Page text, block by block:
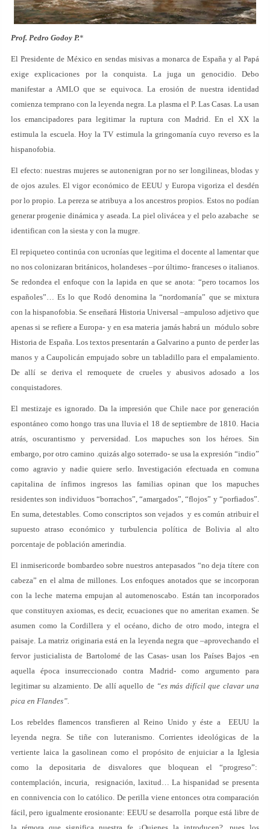
Prof. Pedro Godoy P.*
El Presidente de México en sendas misivas a monarca de España y al Papá
exige explicaciones por la conquista. La juga un genocidio. Debo
manifestar a AMLO que se equivoca. La erosión de nuestra identidad
comienza temprano con la leyenda negra. La plasma el P. Las Casas. La usan
los emancipadores para legitimar la ruptura con Madrid. En el XX la
estimula la escuela. Hoy la TV estimula la gringomanía cuyo reverso es la
hispanofobia.
El efecto: nuestras mujeres se autonenigran por no ser longilineas, blodas y
de ojos azules. El vigor económico de EEUU y Europa vigoriza el desdén
por lo propio. La pereza se atribuya a los ancestros propios. Estos no podían
generar progenie dinámica y aseada. La piel olivácea y el pelo azabache se
identifican con la siesta y con la mugre.
El repiqueteo continúa con ucronías que legitima el docente al lamentar que
no nos colonizaran británicos, holandeses –por último- franceses o italianos.
Se redondea el enfoque con la lapida en que se anota: “pero tocarnos los
españoles”… Es lo que Rodó denomina la “nordomanía” que se mixtura
con la hispanofobia. Se enseñará Historia Universal –ampuloso adjetivo que
apenas si se refiere a Europa- y en esa materia jamás habrá un módulo sobre
Historia de España. Los textos presentarán a Galvarino a punto de perder las
manos y a Caupolicán empujado sobre un tabladillo para el empalamiento.
De allí se deriva el remoquete de crueles y abusivos adosado a los
conquistadores.
El mestizaje es ignorado. Da la impresión que Chile nace por generación
espontáneo como hongo tras una lluvia el 18 de septiembre de 1810. Hacia
atrás, oscurantismo y perversidad. Los mapuches son los héroes. Sin
embargo, por otro camino .quizás algo soterrado- se usa la expresión “indio”
como agravio y nadie quiere serlo. Investigación efectuada en comuna
capitalina de ínfimos ingresos las familias opinan que los mapuches
residentes son individuos “borrachos”, “amargados”, “flojos” y “porfiados”.
En suma, detestables. Como conscriptos son vejados y es común atribuir el
supuesto atraso económico y turbulencia política de Bolivia al alto
porcentaje de población amerindia.
El inmisericorde bombardeo sobre nuestros antepasados “no deja títere con
cabeza” en el alma de millones. Los enfoques anotados que se incorporan
con la leche materna empujan al automenoscabo. Están tan incorporados
que constituyen axiomas, es decir, ecuaciones que no ameritan examen. Se
asumen como la Cordillera y el océano, dicho de otro modo, integra el
paisaje. La matriz originaria está en la leyenda negra que –aprovechando el
fervor justicialista de Bartolomé de las Casas- usan los Países Bajos -en
aquella época insurreccionado contra Madrid- como argumento para
legitimar su alzamiento. De allí aquello de “es más difícil que clavar una
pica en Flandes”.
Los rebeldes flamencos transfieren al Reino Unido y éste a EEUU la
leyenda negra. Se tiñe con luteranismo. Corrientes ideológicas de la
vertiente laica la gasolinean como el propósito de enjuiciar a la Iglesia
como la depositaria de disvalores que bloquean el “progreso”:
contemplación, incuria, resignación, laxitud… La hispanidad se presenta
en connivencia con lo católico. De perilla viene entonces otra comparación
fácil, pero igualmente erosionante: EEUU se desarrolla porque está libre de